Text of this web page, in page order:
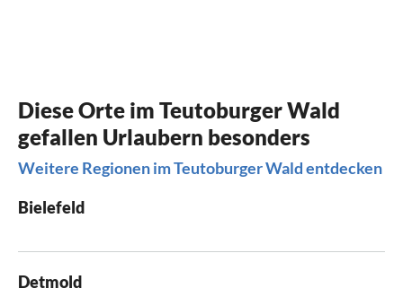
Diese Orte im Teutoburger Wald
gefallen Urlaubern besonders
Weitere Regionen im Teutoburger Wald entdecken
Bielefeld
Detmold